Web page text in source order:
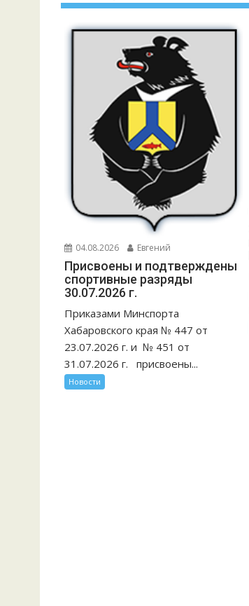
04.08.2026 Евгений
Присвоены и подтверждены
спортивные разряды
30.07.2026 г.
Приказами Минспорта
Хабаровского края № 447 от
23.07.2026 г. и № 451 от
31.07.2026 г. присвоены...
Новости